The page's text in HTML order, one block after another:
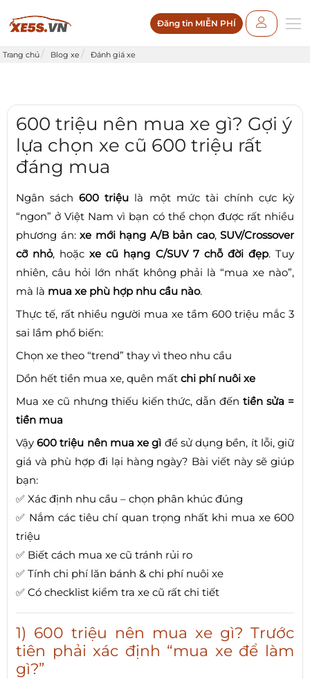
Đăng tin MIỄN PHÍ
Trang chủ Blog xe Đánh giá xe
600 triệu nên mua xe gì? Gợi ý
lựa chọn xe cũ 600 triệu rất
đáng mua
Ngân sách600 triệu là một mức tài chính cực kỳ
“ngon” ở Việt Nam vì bạn có thể chọn được rất nhiều
phương án: xe mới hạng A/B bản cao, SUV/Crossover
cỡ nhỏ, hoặcxe cũ hạng C/SUV 7 chỗ đời đẹp. Tuy
nhiên, câu hỏi lớn nhất không phải là “mua xe nào”,
mà là mua xe phù hợp nhu cầu nào.
Thực tế, rất nhiều người mua xe tầm 600 triệu mắc 3
sai lầm phổ biến:
Chọn xe theo “trend” thay vì theo nhu cầu
Dồn hết tiền mua xe, quên mất chi phí nuôi xe
Mua xe cũ nhưng thiếu kiến thức, dẫn đếntiền sửa =
tiền mua
Vậy600 triệu nên mua xe gì để sử dụng bền, ít lỗi, giữ
giá và phù hợp đi lại hàng ngày? Bài viết này sẽ giúp
bạn:
✅ Xác định nhu cầu – chọn phân khúc đúng
✅ Nắm các tiêu chí quan trọng nhất khi mua xe 600
triệu
✅ Biết cách mua xe cũ tránh rủi ro
✅ Tính chi phí lăn bánh & chi phí nuôi xe
✅ Có checklist kiểm tra xe cũ rất chi tiết
1) 600 triệu nên mua xe gì? Trước
tiên phải xác định “mua xe để làm
gì?”